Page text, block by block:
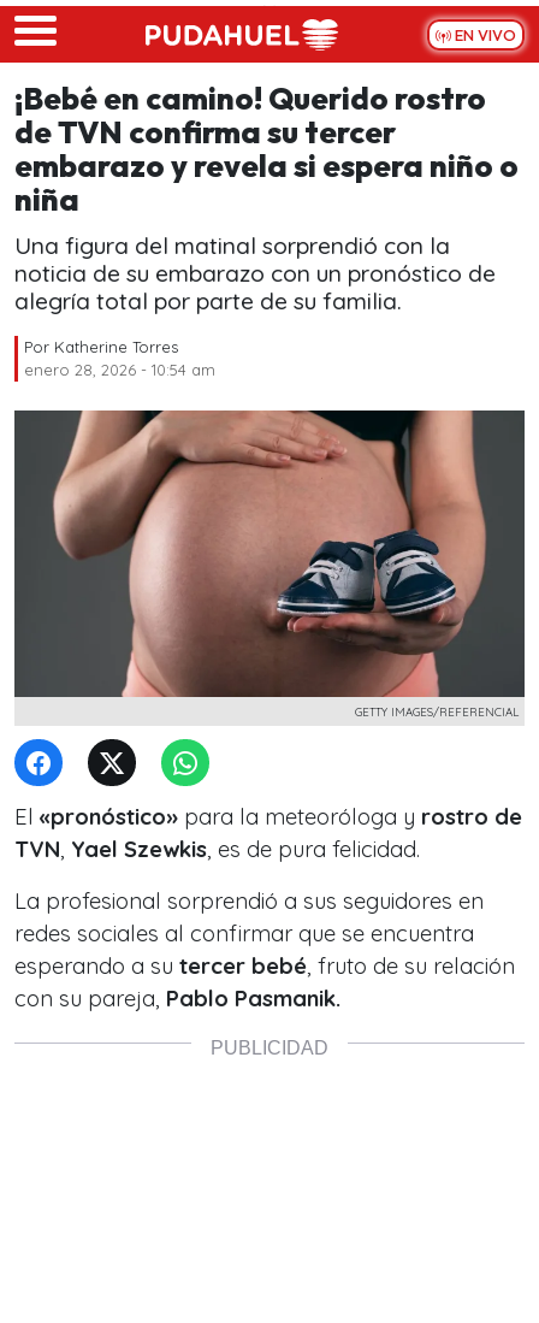
Skip to main content
EN VIVO
¡Bebé en camino! Querido rostro
de TVN confirma su tercer
embarazo y revela si espera niño o
niña
Una figura del matinal sorprendió con la
noticia de su embarazo con un pronóstico de
alegría total por parte de su familia.
Por Katherine Torres
enero 28, 2026 - 10:54 am
GETTY IMAGES/REFERENCIAL
El «pronóstico» para la meteoróloga y rostro de
TVN, Yael Szewkis, es de pura felicidad.
La profesional sorprendió a sus seguidores en
redes sociales al confirmar que se encuentra
esperando a su tercer bebé, fruto de su relación
con su pareja, Pablo Pasmanik.